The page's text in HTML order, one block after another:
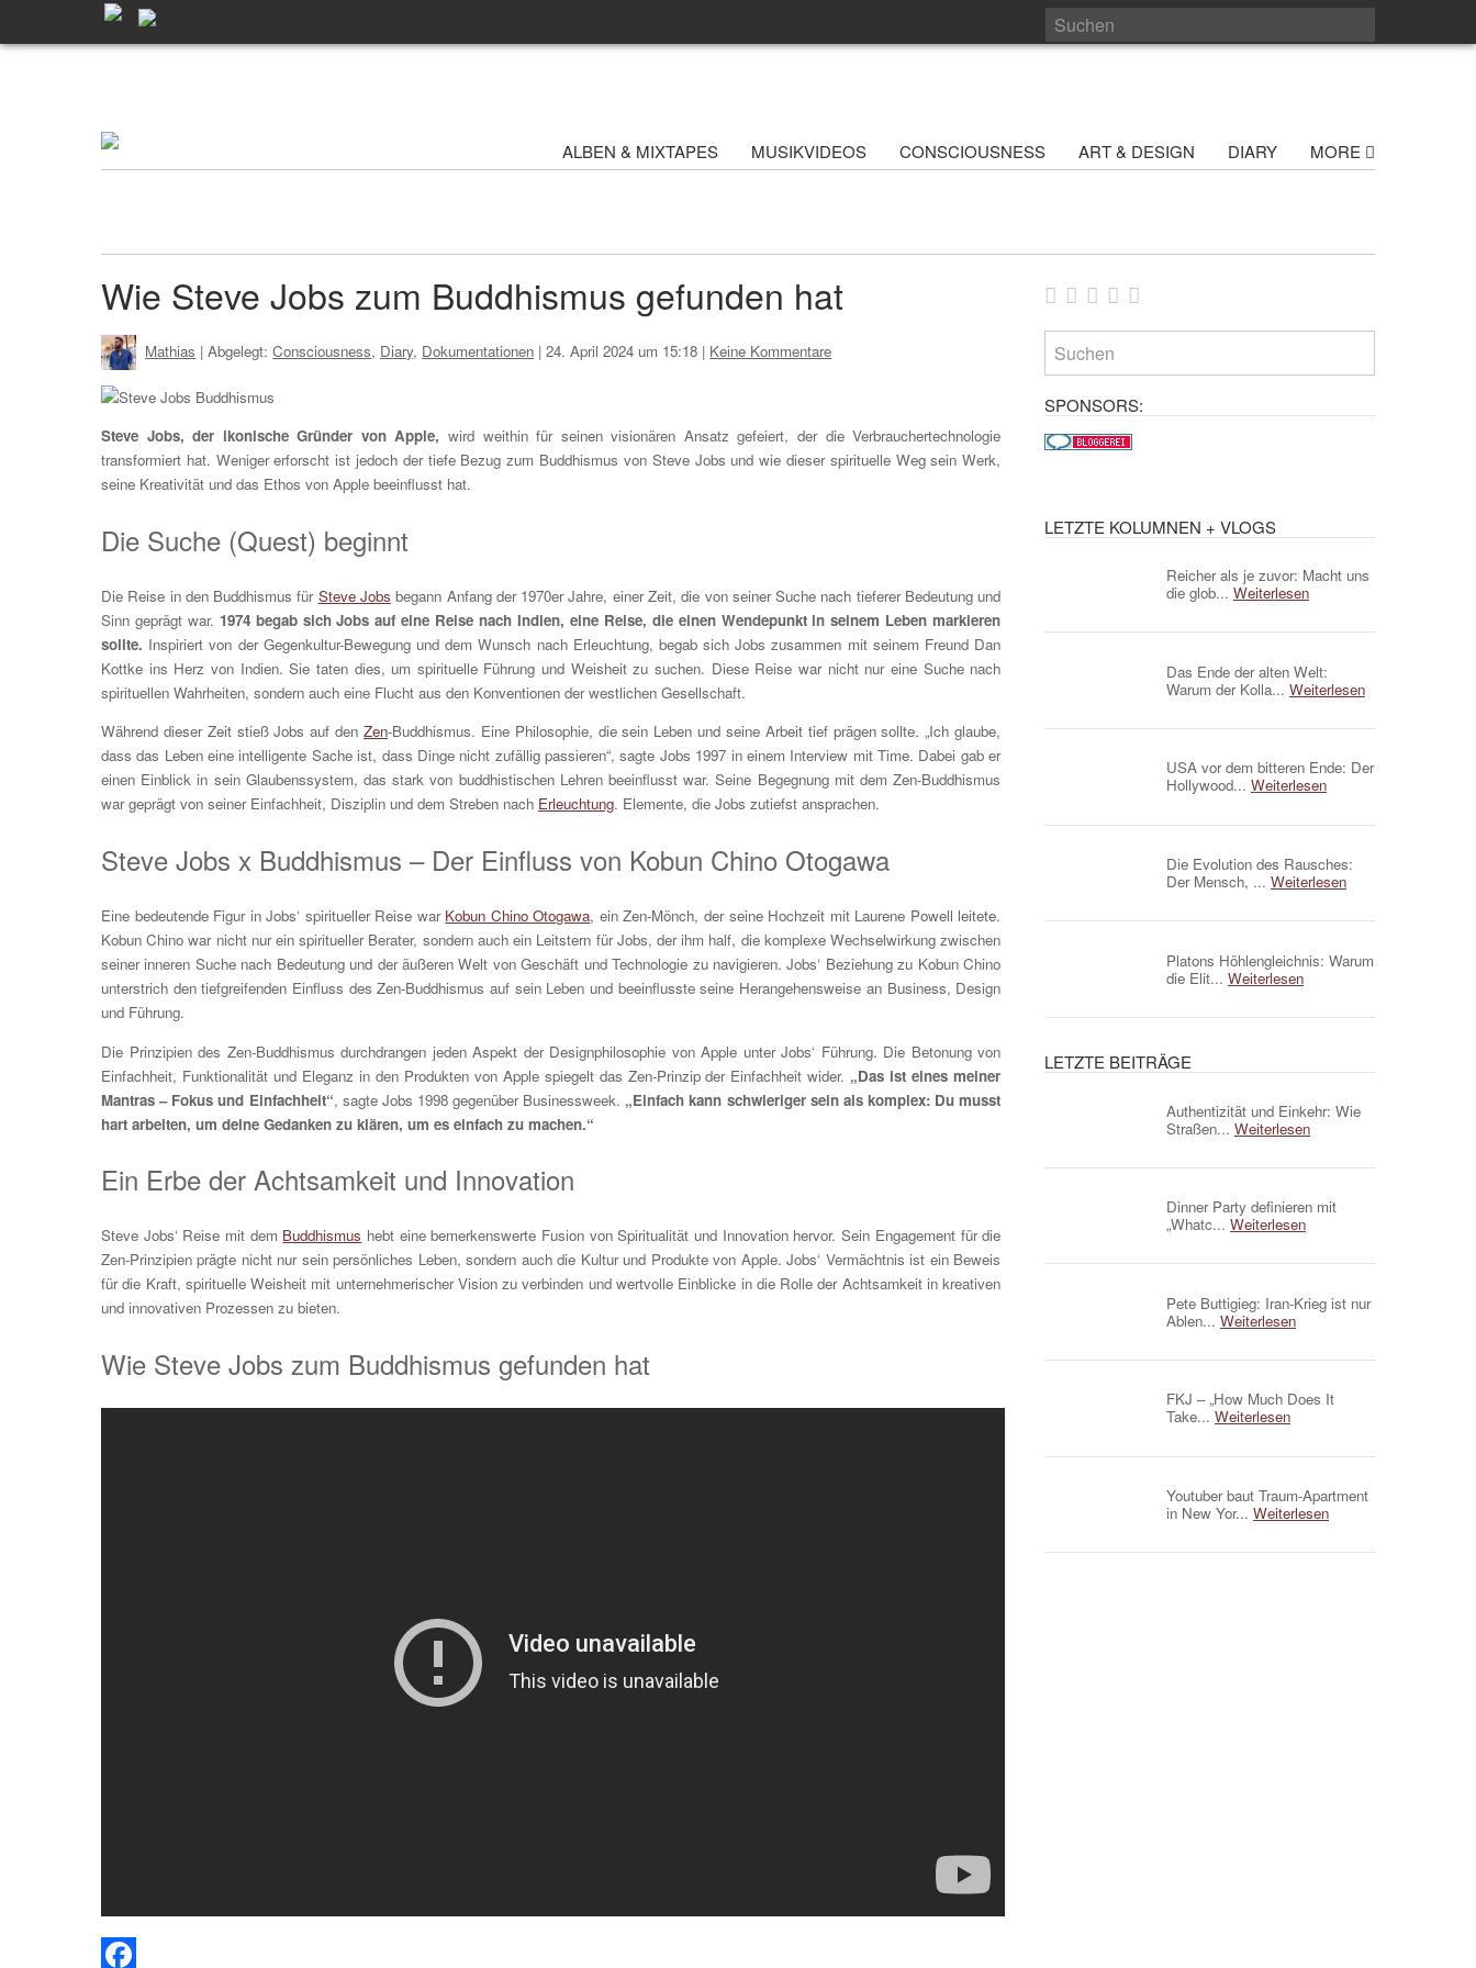
ALBEN & MIXTAPES MUSIKVIDEOS CONSCIOUSNESS ART & DESIGN DIARY MORE
Wie Steve Jobs zum Buddhismus gefunden hat
Mathias | Abgelegt:Consciousness, Diary, Dokumentationen |24. April 2024 um 15:18 | Keine Kommentare
Steve Jobs, der ikonische Gründer von Apple, wird weithin für seinen visionären Ansatz gefeiert, der die Verbrauchertechnologie
transformiert hat. Weniger erforscht ist jedoch der tiefe Bezug zum Buddhismus von Steve Jobs und wie dieser spirituelle Weg sein Werk,
seine Kreativität und das Ethos von Apple beeinflusst hat.
Die Suche (Quest) beginnt
Die Reise in den Buddhismus für Steve Jobs begann Anfang der 1970er Jahre, einer Zeit, die von seiner Suche nach tieferer Bedeutung und
Sinn geprägt war. 1974 begab sich Jobs auf eine Reise nach Indien, eine Reise, die einen Wendepunkt in seinem Leben markieren
sollte. Inspiriert von der Gegenkultur-Bewegung und dem Wunsch nach Erleuchtung, begab sich Jobs zusammen mit seinem Freund Dan
Kottke ins Herz von Indien. Sie taten dies, um spirituelle Führung und Weisheit zu suchen. Diese Reise war nicht nur eine Suche nach
spirituellen Wahrheiten, sondern auch eine Flucht aus den Konventionen der westlichen Gesellschaft.
Während dieser Zeit stieß Jobs auf denZen-Buddhismus. Eine Philosophie, die sein Leben und seine Arbeit tief prägen sollte. „Ich glaube,
dass das Leben eine intelligente Sache ist, dass Dinge nicht zufällig passieren“, sagte Jobs 1997 in einem Interview mit Time. Dabei gab er
einen Einblick in sein Glaubenssystem, das stark von buddhistischen Lehren beeinflusst war. Seine Begegnung mit dem Zen-Buddhismus
war geprägt von seiner Einfachheit, Disziplin und dem Streben nach Erleuchtung. Elemente, die Jobs zutiefst ansprachen.
Steve Jobs x Buddhismus – Der Einfluss von Kobun Chino Otogawa
Eine bedeutende Figur in Jobs‘ spiritueller Reise war Kobun Chino Otogawa, ein Zen-Mönch, der seine Hochzeit mit Laurene Powell leitete.
Kobun Chino war nicht nur ein spiritueller Berater, sondern auch ein Leitstern für Jobs, der ihm half, die komplexe Wechselwirkung zwischen
seiner inneren Suche nach Bedeutung und der äußeren Welt von Geschäft und Technologie zu navigieren. Jobs‘ Beziehung zu Kobun Chino
unterstrich den tiefgreifenden Einfluss des Zen-Buddhismus auf sein Leben und beeinflusste seine Herangehensweise an Business, Design
und Führung.
Die Prinzipien des Zen-Buddhismus durchdrangen jeden Aspekt der Designphilosophie von Apple unter Jobs‘ Führung. Die Betonung von
Einfachheit, Funktionalität und Eleganz in den Produkten von Apple spiegelt das Zen-Prinzip der Einfachheit wider. „Das ist eines meiner
Mantras – Fokus und Einfachheit“, sagte Jobs 1998 gegenüber Businessweek. „Einfach kann schwieriger sein als komplex: Du musst
hart arbeiten, um deine Gedanken zu klären, um es einfach zu machen.“
Ein Erbe der Achtsamkeit und Innovation
Steve Jobs‘ Reise mit dem Buddhismus hebt eine bemerkenswerte Fusion von Spiritualität und Innovation hervor. Sein Engagement für die
Zen-Prinzipien prägte nicht nur sein persönliches Leben, sondern auch die Kultur und Produkte von Apple. Jobs‘ Vermächtnis ist ein Beweis
für die Kraft, spirituelle Weisheit mit unternehmerischer Vision zu verbinden und wertvolle Einblicke in die Rolle der Achtsamkeit in kreativen
und innovativen Prozessen zu bieten.
Wie Steve Jobs zum Buddhismus gefunden hat
SPONSORS:
LETZTE KOLUMNEN + VLOGS
Reicher als je zuvor: Macht uns
die glob... Weiterlesen
Das Ende der alten Welt:
Warum der Kolla... Weiterlesen
USA vor dem bitteren Ende: Der
Hollywood... Weiterlesen
Die Evolution des Rausches:
Der Mensch, ... Weiterlesen
Platons Höhlengleichnis: Warum
die Elit... Weiterlesen
LETZTE BEITRÄGE
Authentizität und Einkehr: Wie
Straßen... Weiterlesen
Dinner Party definieren mit
„Whatc... Weiterlesen
Pete Buttigieg: Iran-Krieg ist nur
Ablen... Weiterlesen
FKJ – „How Much Does It
Take... Weiterlesen
Youtuber baut Traum-Apartment
in New Yor... Weiterlesen